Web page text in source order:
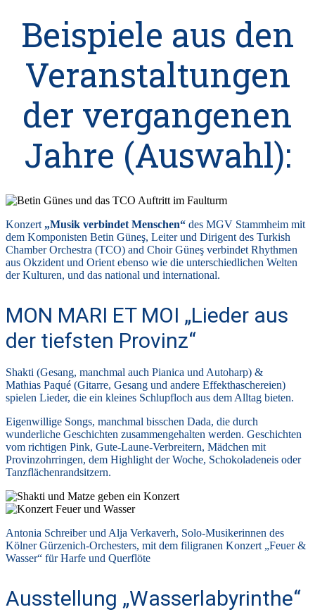
Beispiele aus den
Veranstaltungen
der vergangenen
Jahre (Auswahl):
Konzert „Musik verbindet Menschen“ des MGV Stammheim mit
dem Komponisten Betin Güneş, Leiter und Dirigent des Turkish
Chamber Orchestra (TCO) and Choir Güneş verbindet Rhythmen
aus Okzident und Orient ebenso wie die unterschiedlichen Welten
der Kulturen, und das national und international.
MON MARI ET MOI „Lieder aus
der tiefsten Provinz“
Shakti (Gesang, manchmal auch Pianica und Autoharp) &
Mathias Paqué (Gitarre, Gesang und andere Effekthaschereien)
spielen Lieder, die ein kleines Schlupfloch aus dem Alltag bieten.
Eigenwillige Songs, manchmal bisschen Dada, die durch
wunderliche Geschichten zusammengehalten werden. Geschichten
vom richtigen Pink, Gute-Laune-Verbreitern, Mädchen mit
Provinzohrringen, dem Highlight der Woche, Schokoladeneis oder
Tanzflächenrandsitzern.
Antonia Schreiber und Alja Verkaverh, Solo-Musikerinnen des
Kölner Gürzenich-Orchesters, mit dem filigranen Konzert „Feuer &
Wasser“ für Harfe und Querflöte
Ausstellung „Wasserlabyrinthe“